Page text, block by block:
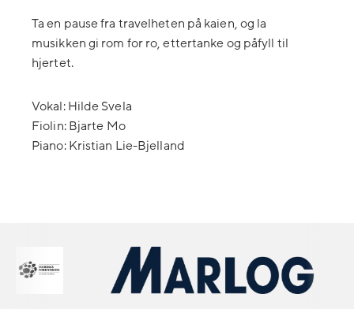
Ta en pause fra travelheten på kaien, og la
musikken gi rom for ro, ettertanke og påfyll til
hjertet.
Vokal: Hilde Svela
Fiolin: Bjarte Mo
Piano: Kristian Lie-Bjelland